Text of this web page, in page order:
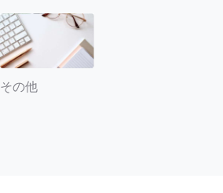
その他